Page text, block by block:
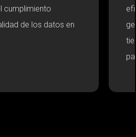
cumplimiento
de los datos en